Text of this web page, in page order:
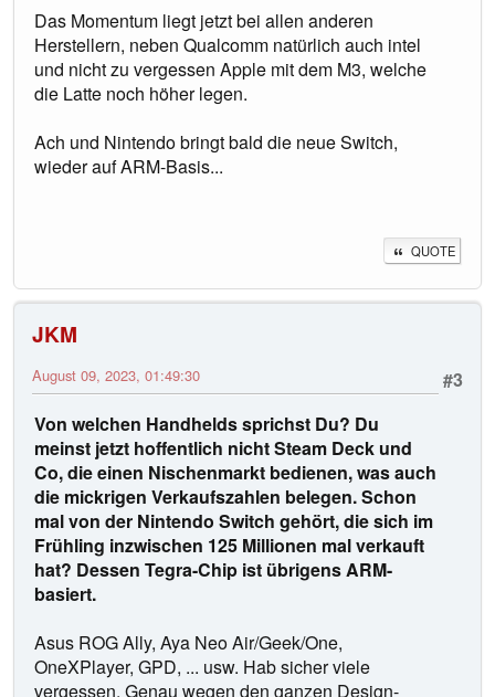
Das Momentum liegt jetzt bei allen anderen
Herstellern, neben Qualcomm natürlich auch intel
und nicht zu vergessen Apple mit dem M3, welche
die Latte noch höher legen.
Ach und Nintendo bringt bald die neue Switch,
wieder auf ARM-Basis...
QUOTE
JKM
#3
August 09, 2023, 01:49:30
Von welchen Handhelds sprichst Du? Du
meinst jetzt hoffentlich nicht Steam Deck und
Co, die einen Nischenmarkt bedienen, was auch
die mickrigen Verkaufszahlen belegen. Schon
mal von der Nintendo Switch gehört, die sich im
Frühling inzwischen 125 Millionen mal verkauft
hat? Dessen Tegra-Chip ist übrigens ARM-
basiert.
Asus ROG Ally, Aya Neo Air/Geek/One,
OneXPlayer, GPD, ... usw. Hab sicher viele
vergessen. Genau wegen den ganzen Design-